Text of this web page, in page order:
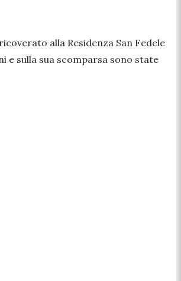
alla Residenza San Fedele
e sulla sua scomparsa sono state